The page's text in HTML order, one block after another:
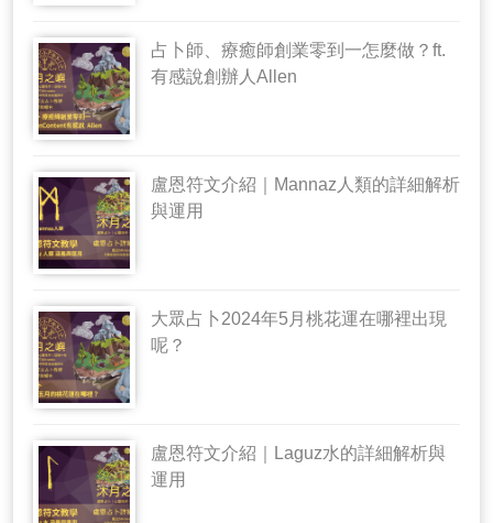
占卜師、療癒師創業零到一怎麼做？ft.
有感說創辦人Allen
盧恩符文介紹｜Mannaz人類的詳細解析
與運用
大眾占卜2024年5月桃花運在哪裡出現
呢？
盧恩符文介紹｜Laguz水的詳細解析與
運用